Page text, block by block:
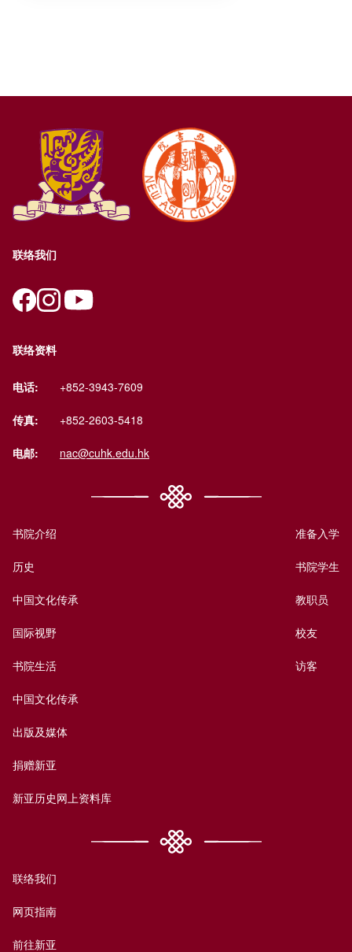
联络我们
联络资料
电话: +852-3943-7609
传真: +852-2603-5418
电邮: nac@cuhk.edu.hk
书院介绍
历史
中国文化传承
国际视野
书院生活
中国文化传承
出版及媒体
捐赠新亚
新亚历史网上资料库
准备入学
书院学生
教职员
校友
访客
联络我们
网页指南
前往新亚